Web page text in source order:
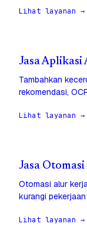
Lihat layanan →
Jasa
Tambahkan
rekomendasi,
Lihat layanan →
Jasa
Otomasi alur
kurangi pekerjaan
Lihat layanan →